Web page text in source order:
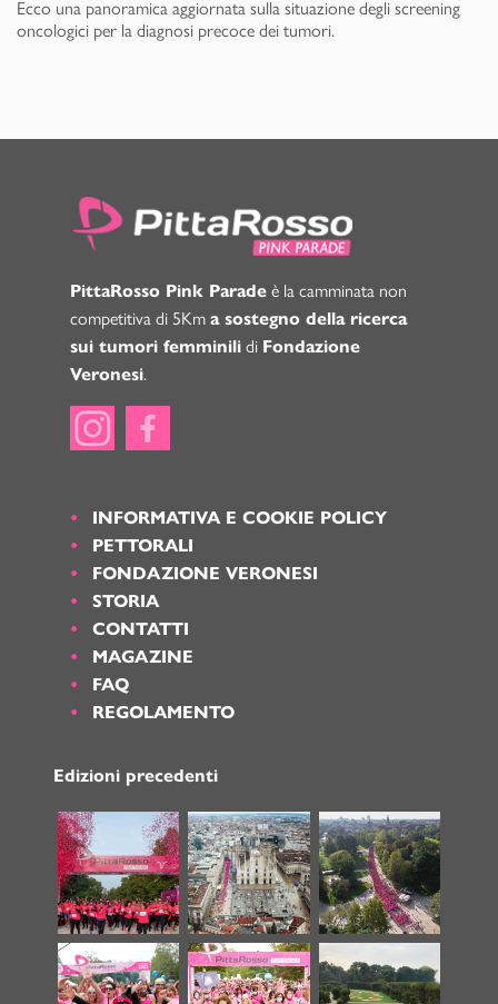
Ecco una panoramica aggiornata sulla situazione degli screening
oncologici per la diagnosi precoce dei tumori.
PittaRosso Pink Parade è la camminata non
competitiva di 5Km a sostegno della ricerca
sui tumori femminili di Fondazione
Veronesi.
INFORMATIVA E COOKIE POLICY
PETTORALI
FONDAZIONE VERONESI
STORIA
CONTATTI
MAGAZINE
FAQ
REGOLAMENTO
Edizioni precedenti